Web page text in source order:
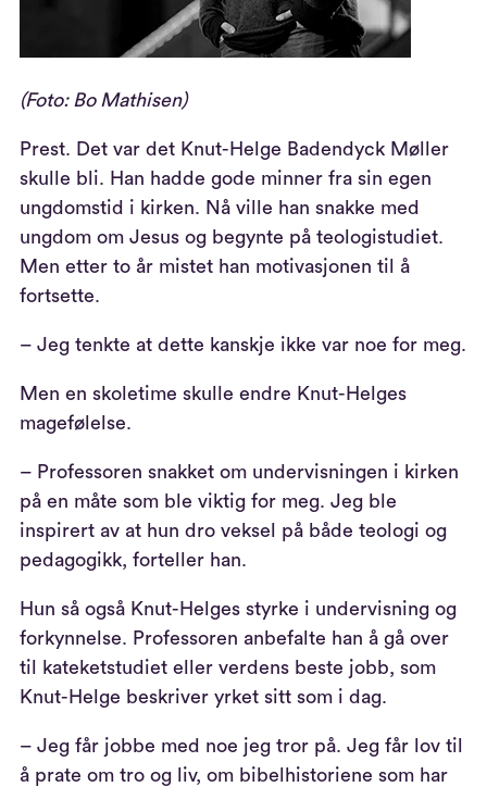
(Foto: Bo Mathisen)
Prest. Det var det Knut-Helge Badendyck Møller
skulle bli. Han hadde gode minner fra sin egen
ungdomstid i kirken. Nå ville han snakke med
ungdom om Jesus og begynte på teologistudiet.
Men etter to år mistet han motivasjonen til å
fortsette.
– Jeg tenkte at dette kanskje ikke var noe for meg.
Men en skoletime skulle endre Knut-Helges
magefølelse.
– Professoren snakket om undervisningen i kirken
på en måte som ble viktig for meg. Jeg ble
inspirert av at hun dro veksel på både teologi og
pedagogikk, forteller han.
Hun så også Knut-Helges styrke i undervisning og
forkynnelse. Professoren anbefalte han å gå over
til kateketstudiet eller verdens beste jobb, som
Knut-Helge beskriver yrket sitt som i dag.
– Jeg får jobbe med noe jeg tror på. Jeg får lov til
å prate om tro og liv, om bibelhistoriene som har